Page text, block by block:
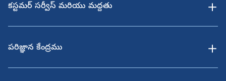
కస్టమర్ సర్వీస్ మరియు మద్దతు
పరిజ్ఞాన కేంద్రము